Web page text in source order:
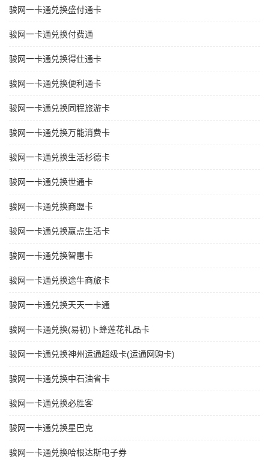
骏网一卡通兑换盛付通卡
骏网一卡通兑换付费通
骏网一卡通兑换得仕通卡
骏网一卡通兑换便利通卡
骏网一卡通兑换同程旅游卡
骏网一卡通兑换万能消费卡
骏网一卡通兑换生活杉德卡
骏网一卡通兑换世通卡
骏网一卡通兑换商盟卡
骏网一卡通兑换赢点生活卡
骏网一卡通兑换智惠卡
骏网一卡通兑换途牛商旅卡
骏网一卡通兑换天天一卡通
骏网一卡通兑换(易初)卜蜂莲花礼品卡
骏网一卡通兑换神州运通超级卡(运通网购卡)
骏网一卡通兑换中石油省卡
骏网一卡通兑换必胜客
骏网一卡通兑换星巴克
骏网一卡通兑换哈根达斯电子券